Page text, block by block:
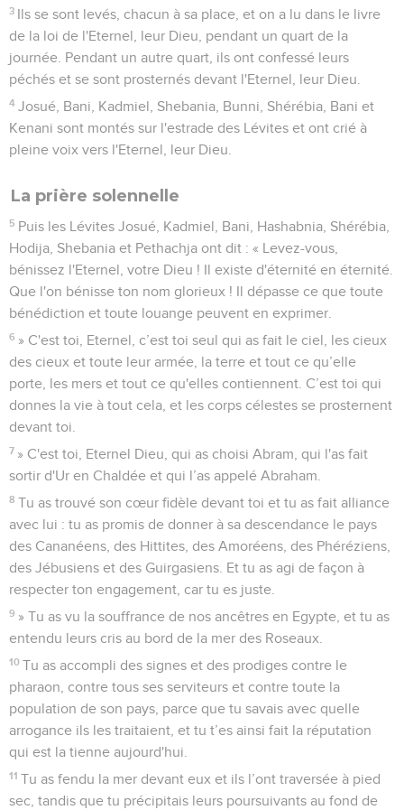
3 Ils se sont levés, chacun à sa place, et on a lu dans le livre
de la loi de l'Eternel, leur Dieu, pendant un quart de la
journée. Pendant un autre quart, ils ont confessé leurs
péchés et se sont prosternés devant l'Eternel, leur Dieu.
4 Josué, Bani, Kadmiel, Shebania, Bunni, Shérébia, Bani et
Kenani sont montés sur l'estrade des Lévites et ont crié à
pleine voix vers l'Eternel, leur Dieu.
La prière solennelle
5 Puis les Lévites Josué, Kadmiel, Bani, Hashabnia, Shérébia,
Hodija, Shebania et Pethachja ont dit : « Levez-vous,
bénissez l'Eternel, votre Dieu ! Il existe d'éternité en éternité.
Que l'on bénisse ton nom glorieux ! Il dépasse ce que toute
bénédiction et toute louange peuvent en exprimer.
6 » C'est toi, Eternel, c’est toi seul qui as fait le ciel, les cieux
des cieux et toute leur armée, la terre et tout ce qu’elle
porte, les mers et tout ce qu'elles contiennent. C’est toi qui
donnes la vie à tout cela, et les corps célestes se prosternent
devant toi.
7 » C'est toi, Eternel Dieu, qui as choisi Abram, qui l'as fait
sortir d'Ur en Chaldée et qui l’as appelé Abraham.
8 Tu as trouvé son cœur fidèle devant toi et tu as fait alliance
avec lui : tu as promis de donner à sa descendance le pays
des Cananéens, des Hittites, des Amoréens, des Phéréziens,
des Jébusiens et des Guirgasiens. Et tu as agi de façon à
respecter ton engagement, car tu es juste.
9 » Tu as vu la souffrance de nos ancêtres en Egypte, et tu as
entendu leurs cris au bord de la mer des Roseaux.
10 Tu as accompli des signes et des prodiges contre le
pharaon, contre tous ses serviteurs et contre toute la
population de son pays, parce que tu savais avec quelle
arrogance ils les traitaient, et tu t’es ainsi fait la réputation
qui est la tienne aujourd'hui.
11 Tu as fendu la mer devant eux et ils l’ont traversée à pied
sec, tandis que tu précipitais leurs poursuivants au fond de